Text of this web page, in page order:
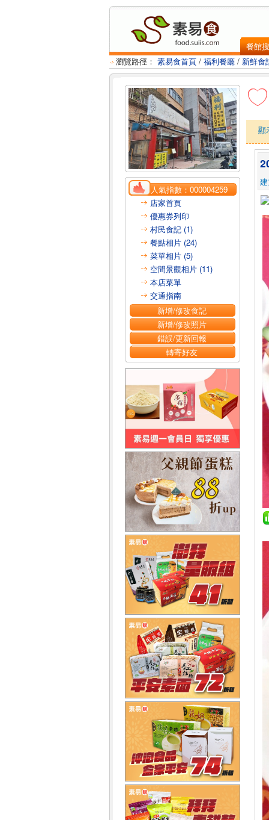
餐館
瀏覽路徑： 素易食首頁 / 福利餐廳 / 新鮮食
人氣指數：000004259
店家首頁
優惠券列印
村民食記 (1)
餐點相片 (24)
菜單相片 (5)
空間景觀相片 (11)
本店菜單
交通指南
新增/修改食記
新增/修改照片
錯誤/更新回報
轉寄好友